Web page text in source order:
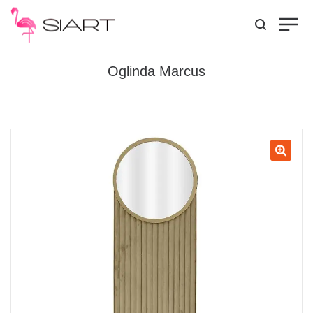
Oglinda Marcus